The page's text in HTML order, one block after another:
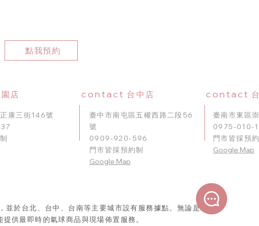
點我預約
店 contact 台中店 contact
康三街146號
臺南市東區
0975-010-
門市皆採預
Google Map
臺中市南屯區五權西路二段56
號
0909-920-596
門市皆採預約制
​Google Map
於台北、台中、台南等主要城市設有服務據點。無論是北部、
供最即時的氣球商品與現場佈置服務。